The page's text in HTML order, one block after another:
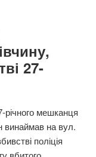
27-
річного мешканця
винаймав на вул.
поліція